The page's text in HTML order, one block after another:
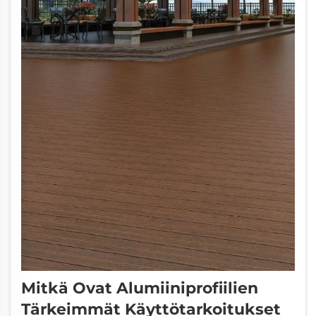
Mitkä Ovat Alumiiniprofiilien
Tärkeimmät Käyttötarkoitukset